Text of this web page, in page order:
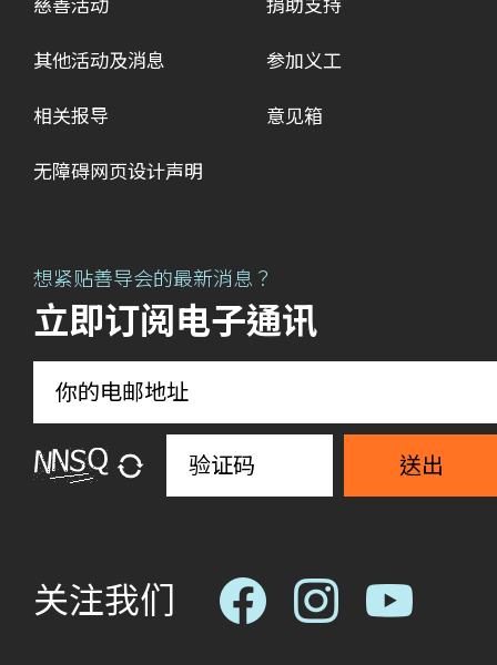
慈善活动
其他活动及消息
相关报导
捐助支持
参加义工
意见箱
无障碍网页设计声明
想紧贴善导会的最新消息？
立即订阅电子通讯
送出
关注我们